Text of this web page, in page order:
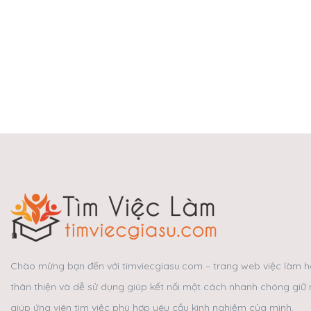
Chào mừng bạn đến với timviecgiasu.com – trang web việc làm
thân thiện và dễ sử dụng giúp kết nối một cách nhanh chóng giữ
giúp ứng viên tìm việc phù hợp yêu cầu kình nghiệm của mình.